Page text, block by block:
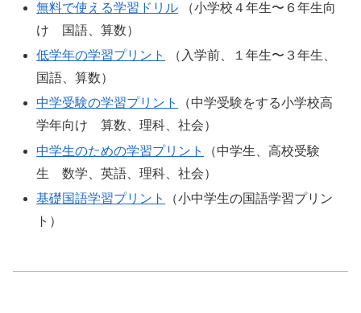
無料で使える学習ドリル （小学校４年生〜６年生向
け 国語、算数）
低学年の学習プリント
（入学前、１年生〜３年生、
国語、算数）
中学受験の学習プリント
（中学受験をする小学校高
学年向け 算数、理科、社会）
中学生のための学習プリント
（中学生、高校受験
生 数学、英語、理科、社会）
基礎国語学習プリント
（小中学生の国語学習プリン
ト）